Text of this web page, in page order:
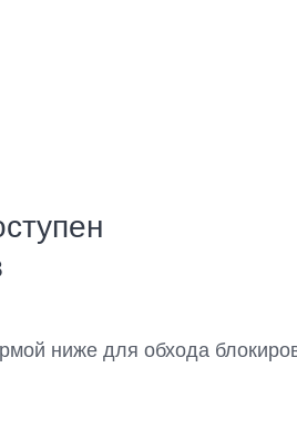
ниже для обхода